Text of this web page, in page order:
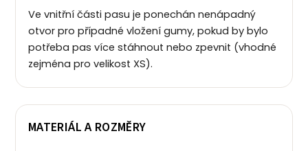
Ve vnitřní části pasu je ponechán nenápadný
otvor pro případné vložení gumy, pokud by bylo
potřeba pas více stáhnout nebo zpevnit (vhodné
zejména pro velikost XS).
MATERIÁL A ROZMĚRY